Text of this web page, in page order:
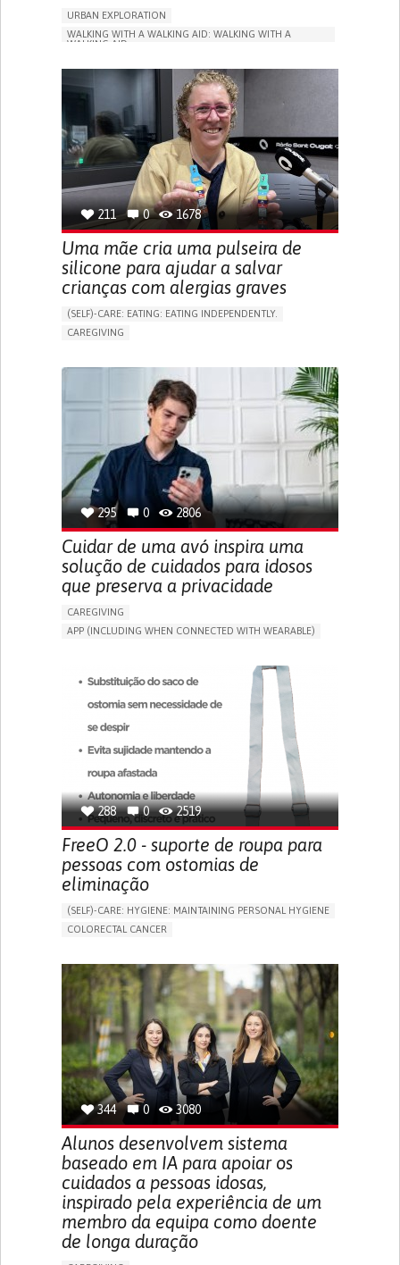
URBAN EXPLORATION
WALKING WITH A WALKING AID: WALKING WITH A
WALKING AID
APP (INCLUDING WHEN CONNECTED WITH WEARABLE)
ONLINE SERVICE
SOCIAL WITHDRAWAL OR ISOLATION
VISION PROBLEMS
PROMOTING INCLUSIVITY AND SOCIAL INTEGRATION
OPHTHALMOLOGY
SPAIN
211 0 1678
Uma mãe cria uma pulseira de
silicone para ajudar a salvar
crianças com alergias graves
(SELF)-CARE: EATING: EATING INDEPENDENTLY.
CAREGIVING
BODY-WORN SOLUTIONS (CLOTHING, ACCESSORIES,
SHOES, SENSORS...)
ALLEVIATING ALLERGIES
PREVENTING (VACCINATION, PROTECTION, FALLS,
RESEARCH/MAPPING)
CAREGIVING SUPPORT
IMMUNO-ALLERGOLOGY
SPAIN
295 0 2806
Cuidar de uma avó inspira uma
solução de cuidados para idosos
que preserva a privacidade
CAREGIVING
APP (INCLUDING WHEN CONNECTED WITH WEARABLE)
ASSISTIVE DAILY LIFE DEVICE (TO HELP ADL)
PROMOTING SELF-MANAGEMENT
PREVENTING (VACCINATION, PROTECTION, FALLS,
CAREGIVING SUPPORT
GENERAL AND FAMILY MEDICINE
MOBILITY ISSUES
CAREGIVER SUPPORT
SOLUTIONS FOR DISABLED PEOPLE
INDIA
288 0 2519
FreeO 2.0 - suporte de roupa para
pessoas com ostomias de
eliminação
(SELF)-CARE: HYGIENE: MAINTAINING PERSONAL HYGIENE
COLORECTAL CANCER
PROMOTING SELF-MANAGEMENT
GASTROENTEROLOGY
MEDICAL ONCOLOGY
PORTUGAL
344 0 3080
Alunos desenvolvem sistema
baseado em IA para apoiar os
cuidados a pessoas idosas,
inspirado pela experiência de um
membro da equipa como doente
de longa duração